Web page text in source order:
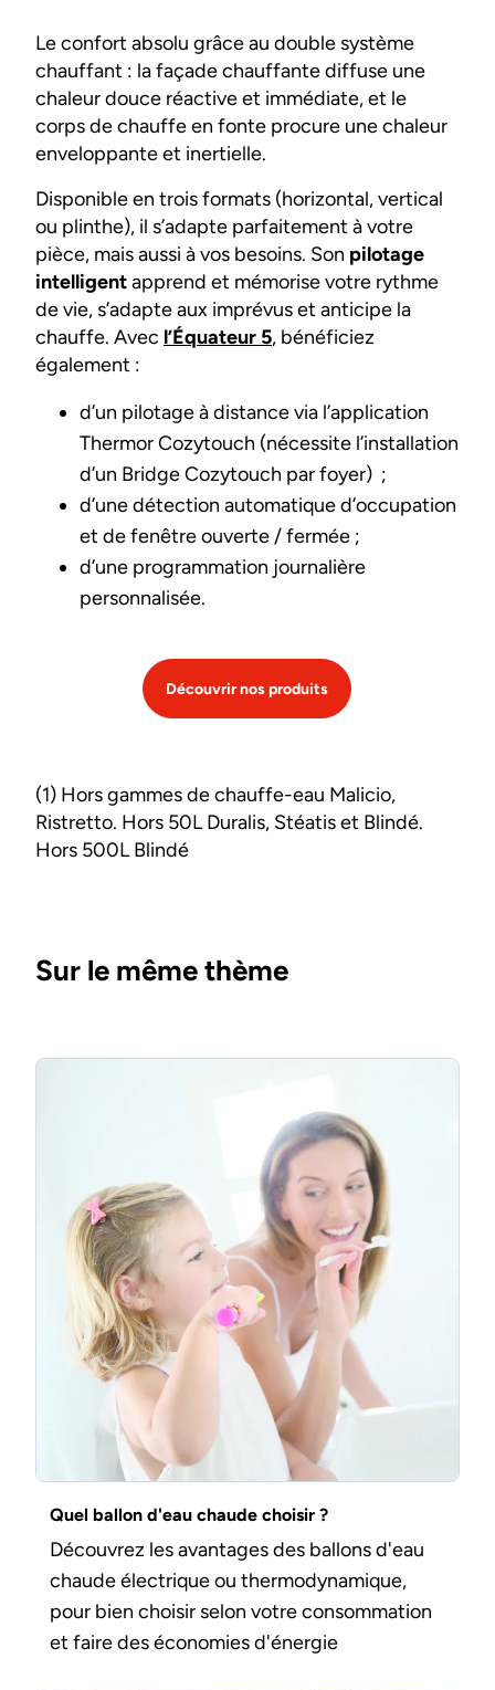
Le confort absolu grâce au double système
chauffant : la façade chauffante diffuse une
chaleur douce réactive et immédiate, et le
corps de chauffe en fonte procure une chaleur
enveloppante et inertielle.
Disponible en trois formats (horizontal, vertical
ou plinthe), il s’adapte parfaitement à votre
pièce, mais aussi à vos besoins. Son pilotage
intelligentapprend et mémorise votre rythme
de vie, s’adapte aux imprévus et anticipe la
chauffe. Avec l’Équateur 5, bénéficiez
également :
d’un pilotage à distance via l’application
Thermor Cozytouch (nécessite l’installation
d’un Bridge Cozytouch par foyer) ;
d’une détection automatique d’occupation
et de fenêtre ouverte / fermée ;
d’une programmation journalière
personnalisée.
Découvrir nos produits
(1) Hors gammes de chauffe-eau Malicio,
Ristretto. Hors 50L Duralis, Stéatis et Blindé.
Hors 500L Blindé
Sur le même thème
Quel ballon d'eau chaude choisir ?
Découvrez les avantages des ballons d'eau
chaude électrique ou thermodynamique,
pour bien choisir selon votre consommation
et faire des économies d'énergie